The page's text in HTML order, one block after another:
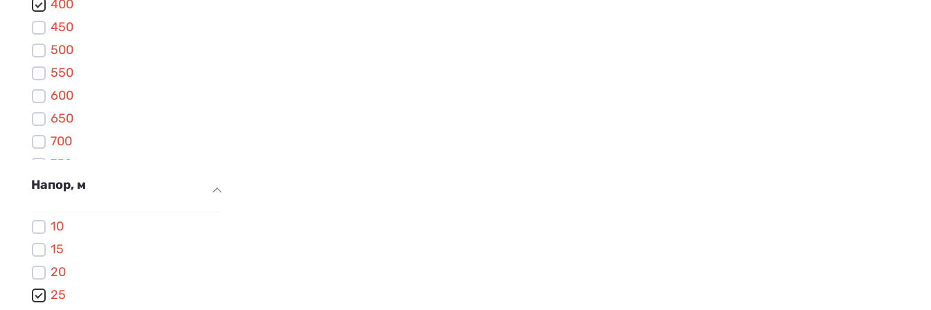
400
450
500
550
600
650
700
750
800
900
950
1000
1100
Напор, м
10
15
20
25